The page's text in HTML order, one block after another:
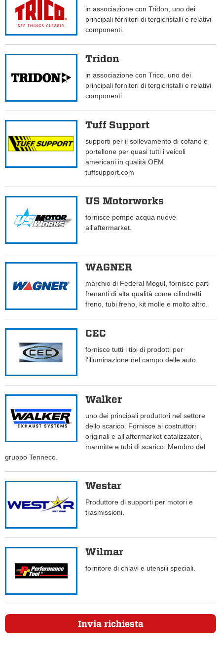
in associazione con Tridon, uno dei
principali fornitori di tergicristalli e relativi
componenti.
Tridon
in associazione con Trico, uno dei
principali fornitori di tergicristalli e relativi
componenti.
Tuff Support
supporti per il sollevamento di cofano e
portellone per quasi tutti i veicoli
americani in qualità OEM.
tuffsupport.com
US Motorworks
fornisce pompe acqua nuove
all'aftermarket.
WAGNER
marchio di Federal Mogul, fornisce parti
frenanti di alta qualità come cilindretti
freno, tubi freno, kit molle e molto altro.
CEC
fornisce tutti i tipi di prodotti per
l'illuminazione nel campo delle auto.
Walker
uno dei principali produttori nel settore
dello scarico. Fornisce ai costruttori
originali e all'aftermarket catalizzatori,
marmitte e tubi di scarico. Membro del
gruppo Tenneco.
Westar
Produttore di supporti per motori e
trasmissioni.
Wilmar
fornitore di chiavi e utensili speciali.
Invia richiesta